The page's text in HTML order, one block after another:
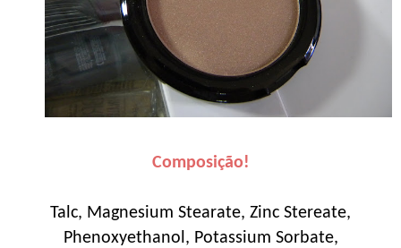
Composição!
Talc, Magnesium Stearate, Zinc Stereate,
Phenoxyethanol, Potassium Sorbate,